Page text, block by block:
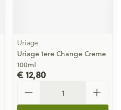
Uriage
Uriage 1ere Change Creme
100ml
€ 12,80